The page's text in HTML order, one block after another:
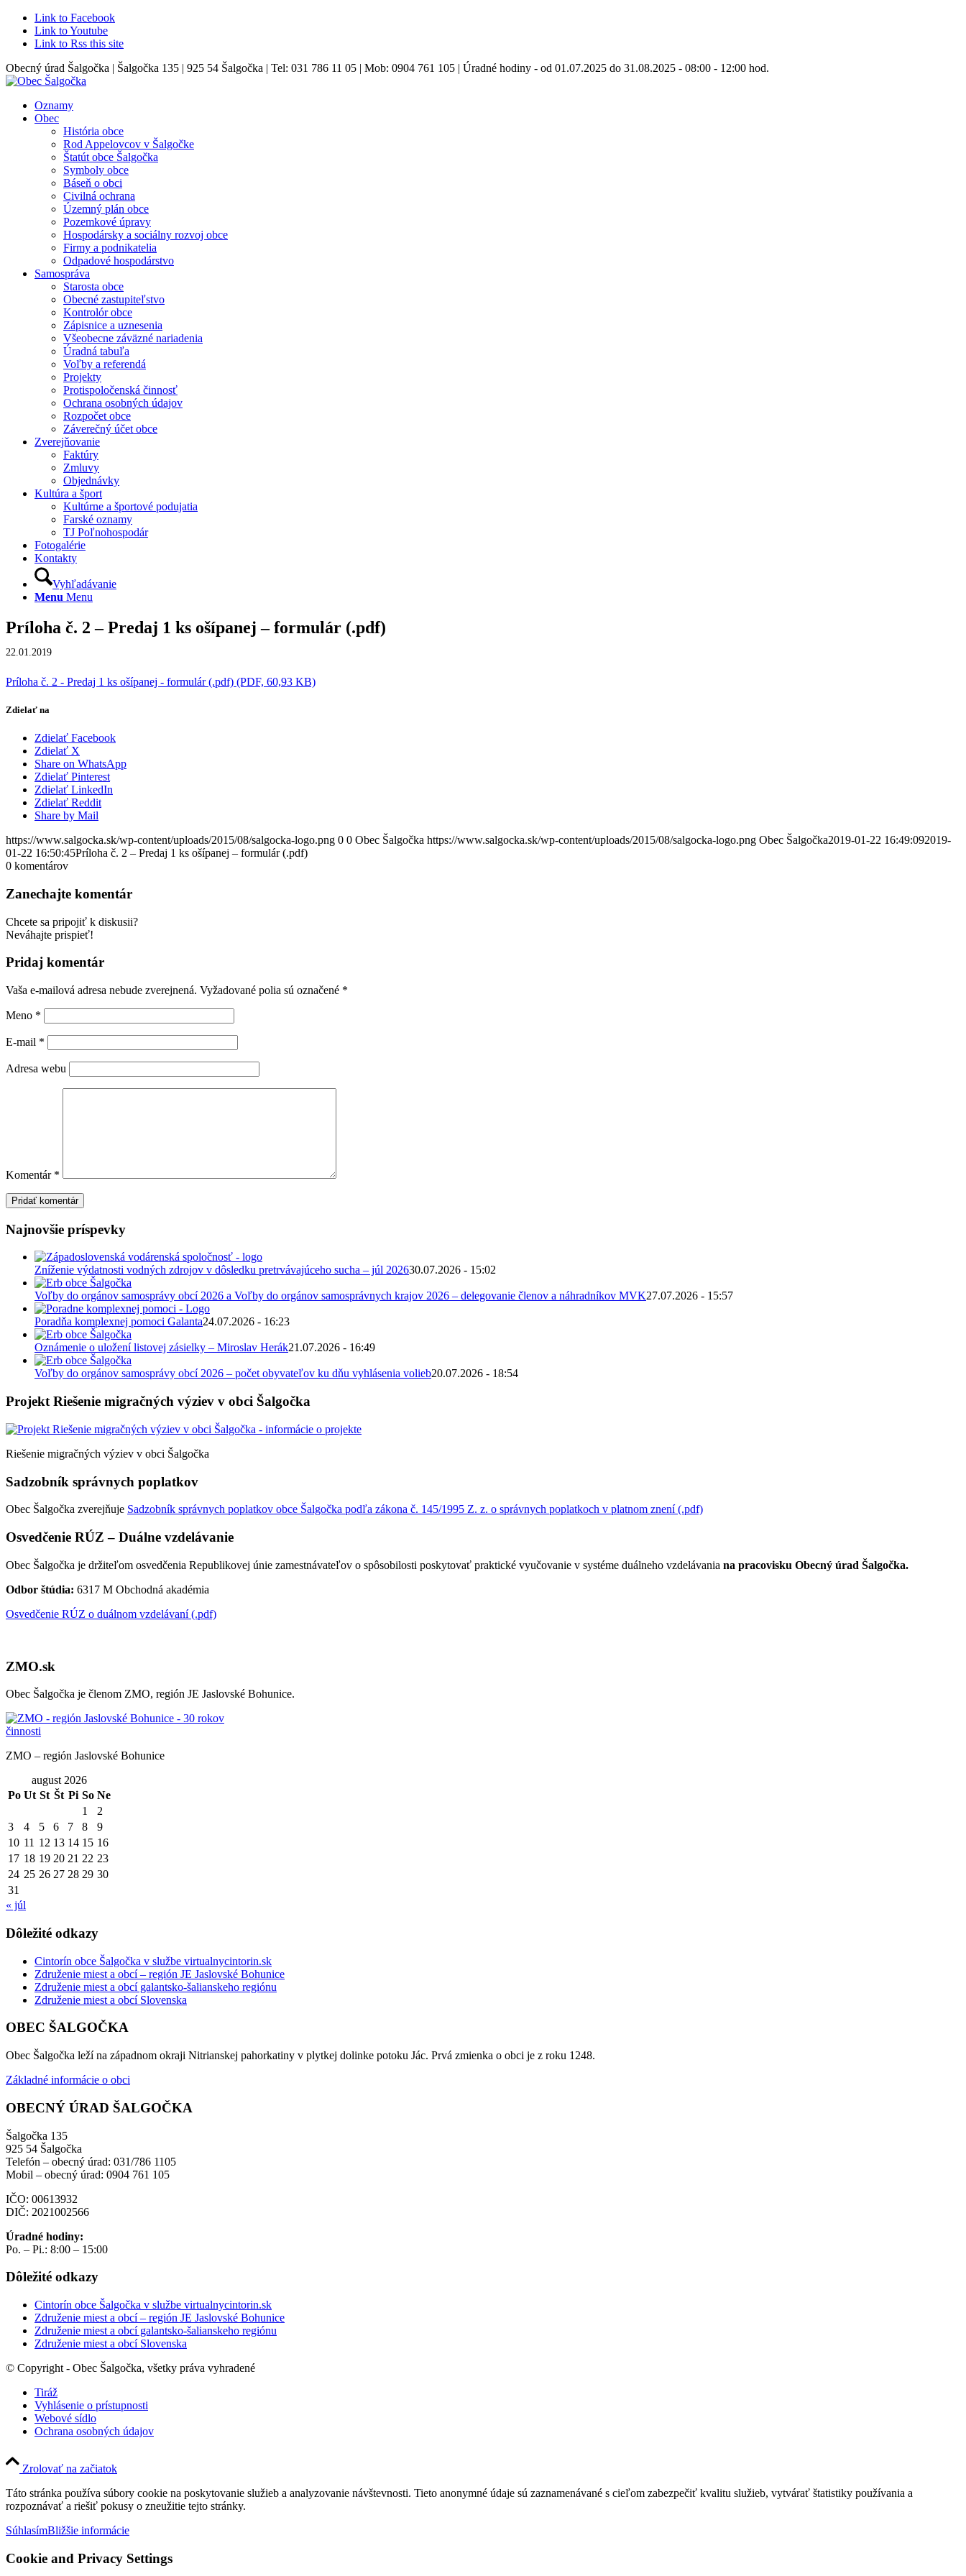
Link to Facebook
Link to Youtube
Link to Rss this site
Obecný úrad Šalgočka | Šalgočka 135 | 925 54 Šalgočka | Tel: 031 786 11 05 | Mob: 0904 761 105 | Úradné hodiny - od 01.07.2025 do 31.08.2025 - 08:00 - 12:00 hod.
Oznamy
Obec
História obce
Rod Appelovcov v Šalgočke
Štatút obce Šalgočka
Symboly obce
Báseň o obci
Civilná ochrana
Územný plán obce
Pozemkové úpravy
Hospodársky a sociálny rozvoj obce
Firmy a podnikatelia
Odpadové hospodárstvo
Samospráva
Starosta obce
Obecné zastupiteľstvo
Kontrolór obce
Zápisnice a uznesenia
Všeobecne záväzné nariadenia
Úradná tabuľa
Voľby a referendá
Projekty
Protispoločenská činnosť
Ochrana osobných údajov
Rozpočet obce
Záverečný účet obce
Zverejňovanie
Faktúry
Zmluvy
Objednávky
Kultúra a šport
Kultúrne a športové podujatia
Farské oznamy
TJ Poľnohospodár
Fotogalérie
Kontakty
Vyhľadávanie
Menu Menu
Príloha č. 2 – Predaj 1 ks ošípanej – formulár (.pdf)
22.01.2019
Príloha č. 2 - Predaj 1 ks ošípanej - formulár (.pdf) (PDF, 60,93 KB)
Zdielať na
Zdielať Facebook
Zdielať X
Share on WhatsApp
Zdielať Pinterest
Zdielať LinkedIn
Zdielať Reddit
Share by Mail
https://www.salgocka.sk/wp-content/uploads/2015/08/salgocka-logo.png 0 0 Obec Šalgočka https://www.salgocka.sk/wp-content/uploads/2015/08/salgocka-logo.png Obec Šalgočka2019-01-22 16:49:092019-
01-22 16:50:45Príloha č. 2 – Predaj 1 ks ošípanej – formulár (.pdf)
0 komentárov
Zanechajte komentár
Chcete sa pripojiť k diskusii?
Neváhajte prispieť!
Pridaj komentár
Vaša e-mailová adresa nebude zverejnená. Vyžadované polia sú označené *
Meno *
E-mail *
Adresa webu
Komentár *
Najnovšie príspevky
Zníženie výdatnosti vodných zdrojov v dôsledku pretrvávajúceho sucha – júl 202630.07.2026 - 15:02
Voľby do orgánov samosprávy obcí 2026 a Voľby do orgánov samosprávnych krajov 2026 – delegovanie členov a náhradníkov MVK27.07.2026 - 15:57
Poradňa komplexnej pomoci Galanta24.07.2026 - 16:23
Oznámenie o uložení listovej zásielky – Miroslav Herák21.07.2026 - 16:49
Voľby do orgánov samosprávy obcí 2026 – počet obyvateľov ku dňu vyhlásenia volieb20.07.2026 - 18:54
Projekt Riešenie migračných výziev v obci Šalgočka
Riešenie migračných výziev v obci Šalgočka
Sadzobník správnych poplatkov
Obec Šalgočka zverejňuje Sadzobník správnych poplatkov obce Šalgočka podľa zákona č. 145/1995 Z. z. o správnych poplatkoch v platnom znení (.pdf)
Osvedčenie RÚZ – Duálne vzdelávanie
Obec Šalgočka je držiteľom osvedčenia Republikovej únie zamestnávateľov o spôsobilosti poskytovať praktické vyučovanie v systéme duálneho vzdelávania na pracovisku Obecný úrad Šalgočka.
Odbor štúdia: 6317 M Obchodná akadémia
Osvedčenie RÚZ o duálnom vzdelávaní (.pdf)
ZMO.sk
Obec Šalgočka je členom ZMO, región JE Jaslovské Bohunice.
ZMO – región Jaslovské Bohunice
august 2026
Po Ut St Št Pi So Ne
1
2
3
4 5 6 7 8
9
10 11 12 13 14 15 16
17 18 19 20 21 22 23
24 25 26 27 28 29 30
31
« júl
Dôležité odkazy
Cintorín obce Šalgočka v službe virtualnycintorin.sk
Združenie miest a obcí – región JE Jaslovské Bohunice
Združenie miest a obcí galantsko-šalianskeho regiónu
Združenie miest a obcí Slovenska
OBEC ŠALGOČKA
Obec Šalgočka leží na západnom okraji Nitrianskej pahorkatiny v plytkej dolinke potoku Jác. Prvá zmienka o obci je z roku 1248.
Základné informácie o obci
OBECNÝ ÚRAD ŠALGOČKA
Šalgočka 135
925 54 Šalgočka
Telefón – obecný úrad: 031/786 1105
Mobil – obecný úrad: 0904 761 105
IČO: 00613932
DIČ: 2021002566
Úradné hodiny:
Po. – Pi.: 8:00 – 15:00
Dôležité odkazy
Cintorín obce Šalgočka v službe virtualnycintorin.sk
Združenie miest a obcí – región JE Jaslovské Bohunice
Združenie miest a obcí galantsko-šalianskeho regiónu
Združenie miest a obcí Slovenska
© Copyright - Obec Šalgočka, všetky práva vyhradené
Tiráž
Vyhlásenie o prístupnosti
Webové sídlo
Ochrana osobných údajov
Zrolovať na začiatok
Táto stránka používa súbory cookie na poskytovanie služieb a analyzovanie návštevnosti. Tieto anonymné údaje sú zaznamenávané s cieľom zabezpečiť kvalitu služieb, vytvárať štatistiky používania a
rozpoznávať a riešiť pokusy o zneužitie tejto stránky.
SúhlasímBližšie informácie
Cookie and Privacy Settings